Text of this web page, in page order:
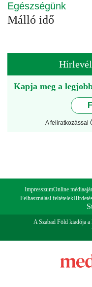
Egészségünk
Málló idő
Kapja meg a
A feliratkozással
ImpresszumOnline
Felhasználási feltételek
A Szabad Föld kiadója